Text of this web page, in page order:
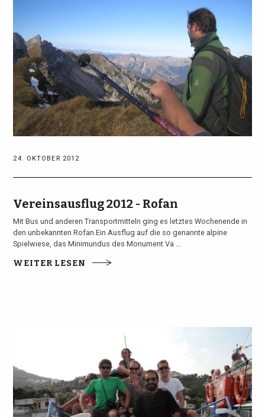
24. OKTOBER 2012
Vereinsausflug 2012 - Rofan
Mit Bus und anderen Transportmitteln ging es letztes Wochenende in
den unbekannten Rofan.Ein Ausflug auf die so genannte alpine
Spielwiese, das Minimundus des Monument Va ...
WEITER LESEN